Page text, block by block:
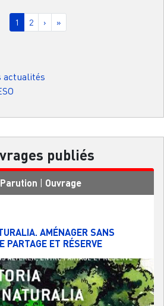
Page courante
1 Page
2 Page suivante
› Dernière page
»
actualités
publiés
Parution | Ouvrage
AMÉNAGER SANS
PARTAGE ET RÉSERVE